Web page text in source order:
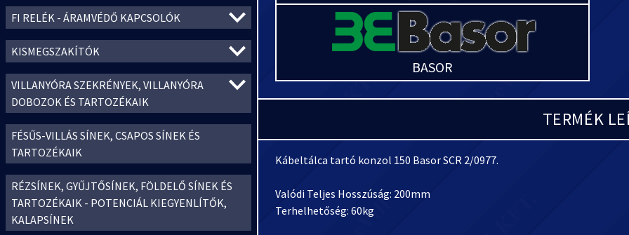
FI RELÉK - ÁRAMVÉDŐ KAPCSOLÓK
KISMEGSZAKÍTÓK
VILLANYÓRA SZEKRÉNYEK, VILLANYÓRA
DOBOZOK ÉS TARTOZÉKAIK
FÉSŰS-VILLÁS SÍNEK, CSAPOS SÍNEK ÉS
TARTOZÉKAIK
RÉZSÍNEK, GYŰJTŐSÍNEK, FÖLDELŐ SÍNEK ÉS
TARTOZÉKAIK - POTENCIÁL KIEGYENLÍTŐK,
KALAPSÍNEK
BASOR
TERMÉK
Kábeltálca tartó konzol 150 Basor SCR 2/0977.
Valódi Teljes Hosszúság: 200mm
Terhelhetőség: 60kg